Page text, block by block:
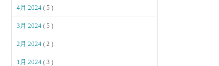
4月 2024( 5 )
3月 2024( 5 )
2月 2024( 2 )
1月 2024( 3 )